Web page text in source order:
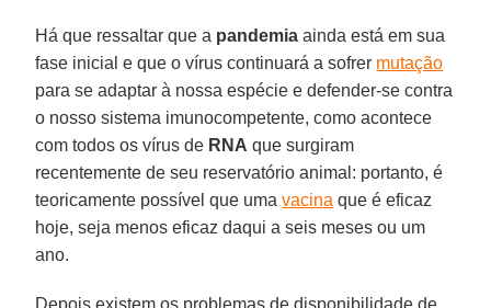
Há que ressaltar que a pandemia ainda está em sua
fase inicial e que o vírus continuará a sofrer mutação
para se adaptar à nossa espécie e defender-se contra
o nosso sistema imunocompetente, como acontece
com todos os vírus de RNA que surgiram
recentemente de seu reservatório animal: portanto, é
teoricamente possível que umavacina que é eficaz
hoje, seja menos eficaz daqui a seis meses ou um
ano.
Depois existem os problemas de disponibilidade de